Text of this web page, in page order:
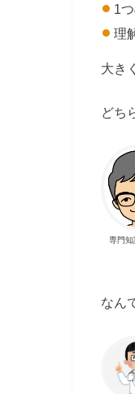
1
理
大き
どち
専門知
なん